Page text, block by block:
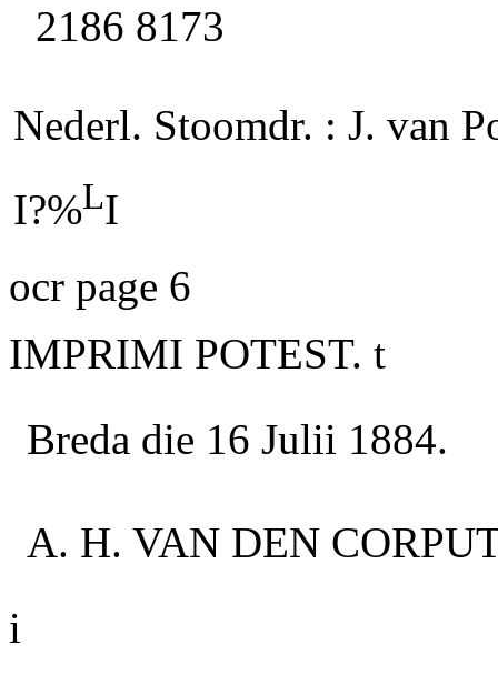
2186 8173
Nederl. Stoomdr. : J. van
I?%LI
ocr page 6
IMPRIMI POTEST. t
Breda die 16 Julii 1884.
A. H. VAN DEN
i